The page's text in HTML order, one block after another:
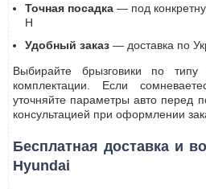
Точная посадка — под
H
Удобный заказ — доставка по
Выбирайте брызговики по типу
комплектации. Если
уточняйте параметры авто перед
консультацией при оформлении
Бесплатная доставка и
Hyundai